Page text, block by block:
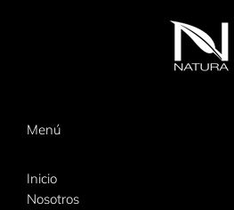
Menú
Inicio
Nosotros